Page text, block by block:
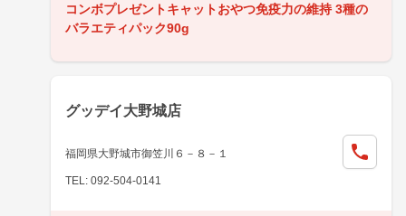
コンボプレゼントキャットおやつ免疫力の維持 3種の
バラエティパック90g
グッデイ大野城店
福岡県大野城市御笠川６－８－１
TEL: 092-504-0141